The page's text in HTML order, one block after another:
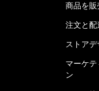
商品を販
注文と配
ストア
マーケ
ン